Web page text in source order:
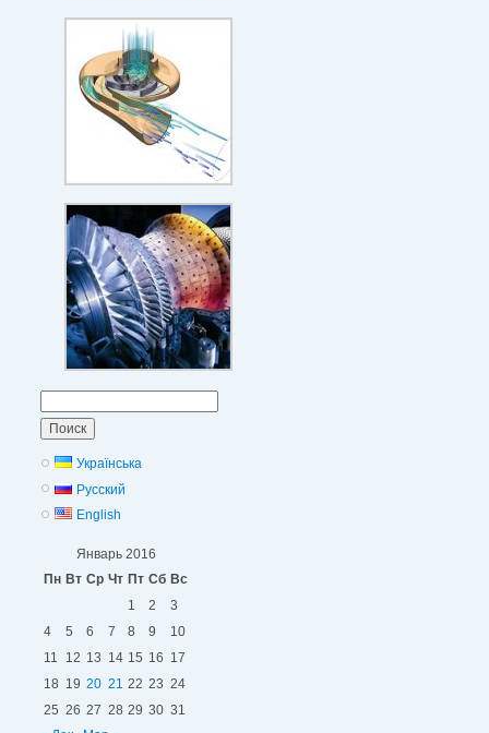
Українська
Русский
English
Январь 2016
Пн Вт Ср Чт Пт Сб Вс
1
2
3
4
5 6 7 8 9
10
11
12 13 14 15 16 17
18 19 20 21 22 23 24
25 26 27 28 29 30 31